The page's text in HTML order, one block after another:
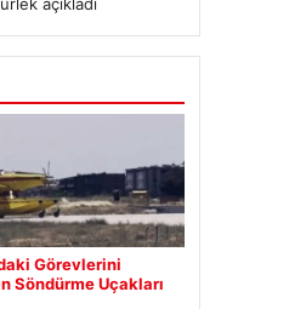
Görevlerini
Söndürme Uçakları